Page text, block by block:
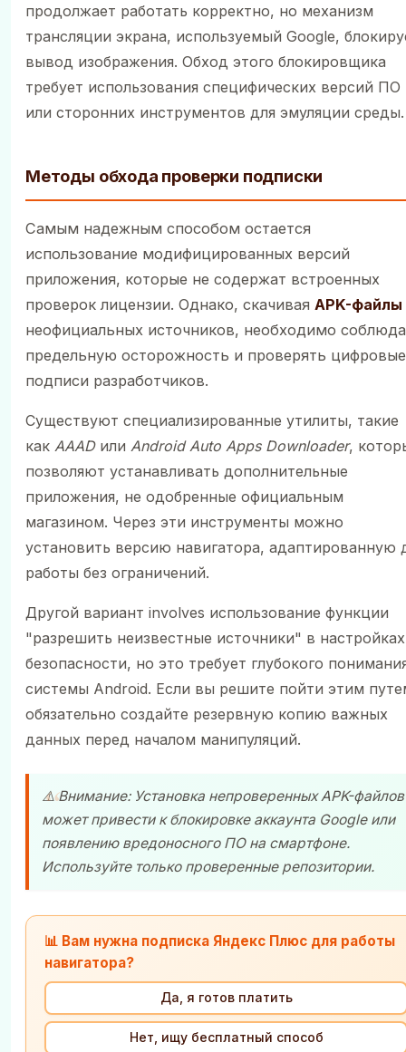
продолжает работать корректно, но механизм
трансляции экрана, используемый Google,
вывод изображения. Обход этого блокировщика
требует использования специфических версий ПО
или сторонних инструментов для эмуляции среды.
Методы обхода проверки подписки
Самым надежным способом остается
использование модифицированных версий
приложения, которые не содержат встроенных
проверок лицензии. Однако, скачивая APK-файлы
неофициальных источников, необходимо
предельную осторожность и проверять цифровые
подписи разработчиков.
Существуют специализированные утилиты, такие
как AAADили Android Auto Apps Downloader,
позволяют устанавливать дополнительные
приложения, не одобренные официальным
магазином. Через эти инструменты можно
установить версию навигатора, адаптированную
работы без ограничений.
Другой вариант involves использование функции
"разрешить неизвестные источники" в настройках
безопасности, но это требует глубокого
системы Android. Если вы решите пойти этим
обязательно создайте резервную копию важных
данных перед началом манипуляций.
⚠️ Внимание: Установка непроверенных APK-файлов
может привести к блокировке аккаунта Google или
появлению вредоносного ПО на смартфоне.
Используйте только проверенные репозитории.
📊 Вам нужна подписка Яндекс Плюс для работы
навигатора?
Да, я готов платить
Нет, ищу бесплатный способ